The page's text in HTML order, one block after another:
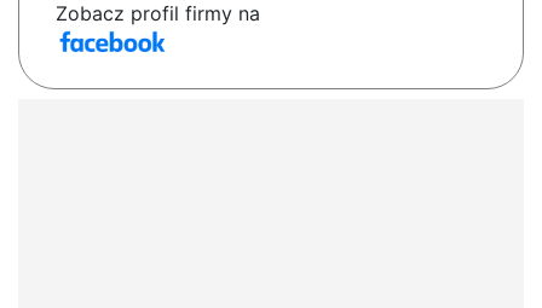
Zobacz profil firmy na